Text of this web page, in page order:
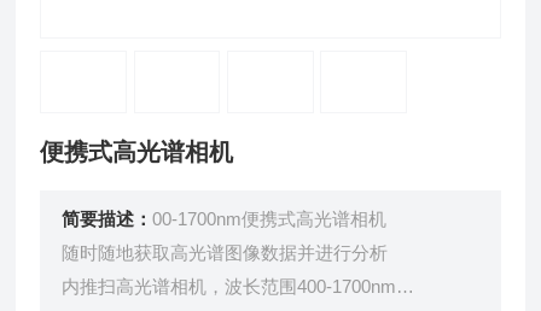
便携式高光谱相机
简要描述：00-1700nm便携式高光谱相机
随时随地获取高光谱图像数据并进行分析
内推扫高光谱相机，波长范围400-1700nm